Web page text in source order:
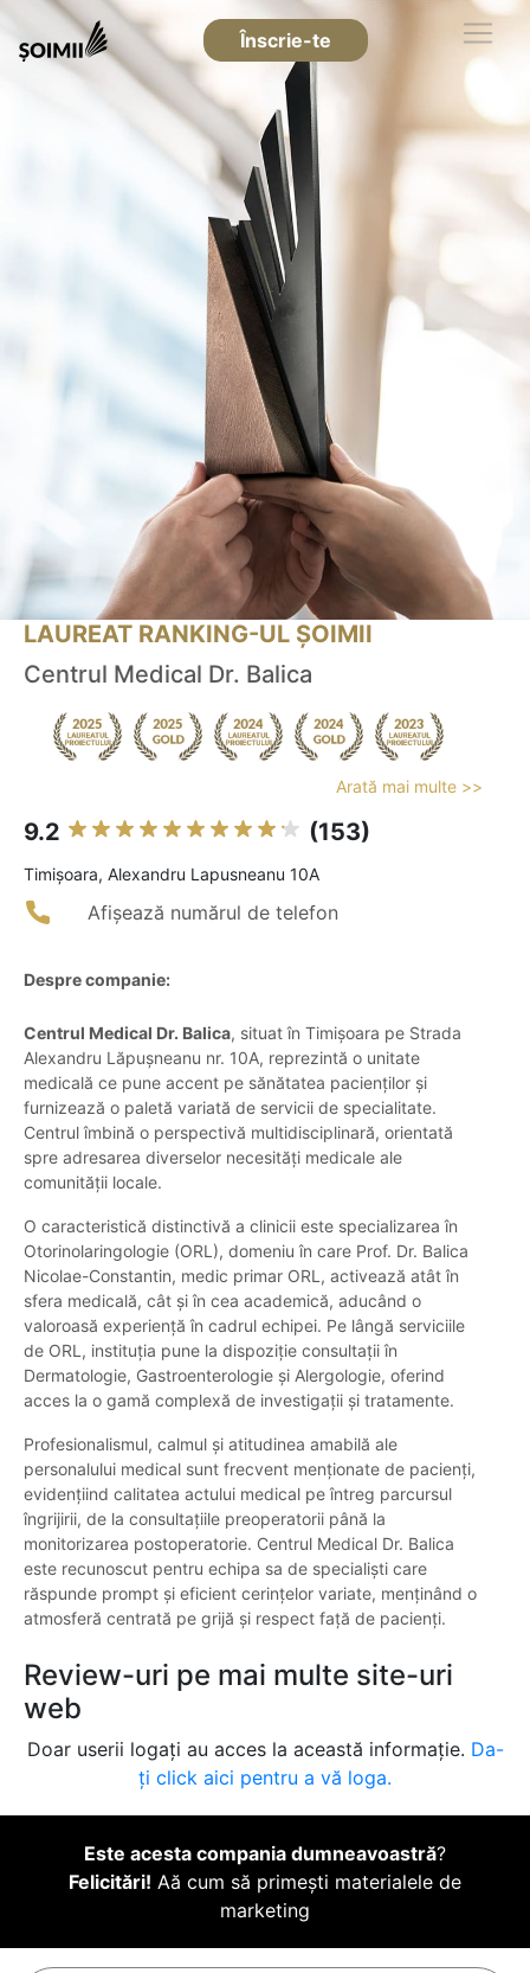
Înscrie-te
LAUREAT RANKING-UL ȘOIMII
Centrul Medical Dr. Balica
Arată mai multe >>
9.2 (153)
Timişoara, Alexandru Lapusneanu 10A
Afișează numărul de telefon
Despre companie:
Centrul Medical Dr. Balica, situat în Timișoara pe Strada
Alexandru Lăpușneanu nr. 10A, reprezintă o unitate
medicală ce pune accent pe sănătatea pacienților și
furnizează o paletă variată de servicii de specialitate.
Centrul îmbină o perspectivă multidisciplinară, orientată
spre adresarea diverselor necesități medicale ale
comunității locale.
O caracteristică distinctivă a clinicii este specializarea în
Otorinolaringologie (ORL), domeniu în care Prof. Dr. Balica
Nicolae-Constantin, medic primar ORL, activează atât în
sfera medicală, cât și în cea academică, aducând o
valoroasă experiență în cadrul echipei. Pe lângă serviciile
de ORL, instituția pune la dispoziție consultații în
Dermatologie, Gastroenterologie și Alergologie, oferind
acces la o gamă complexă de investigații și tratamente.
Profesionalismul, calmul și atitudinea amabilă ale
personalului medical sunt frecvent menționate de pacienți,
evidențiind calitatea actului medical pe întreg parcursul
îngrijirii, de la consultațiile preoperatorii până la
monitorizarea postoperatorie. Centrul Medical Dr. Balica
este recunoscut pentru echipa sa de specialiști care
răspunde prompt și eficient cerințelor variate, menținând o
atmosferă centrată pe grijă și respect față de pacienți.
Review-uri pe mai multe site-uri
web
Doar userii logați au acces la această informație. Da-
ți click aici pentru a vă loga.
Este acesta compania dumneavoastră?
Felicitări! Aă cum să primești materialele de
marketing